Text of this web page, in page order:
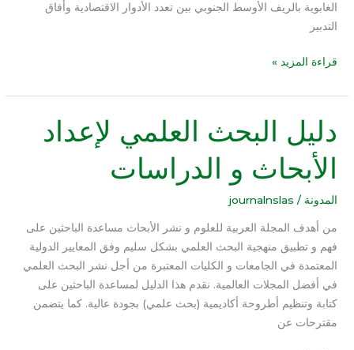
الغابوية بالريف الأوسط الجنوبي بين تعدد الأدوار الاقتصادية وأفاق
التدبير
قراءة المزيد »
دليل البحث العلمي لإعداد
الأبحاث و الدراسات
المدونة /
journalnslas
من أهدف المجلة العربية للعلوم و نشر الأبحاث مساعدة الباحثين على
فهم و تطبيق منهجية البحث العلمي بشكل سليم وفق المعايير الدولية
المعتمدة في الجامعات و الكليات المعتبرة من أجل نشر البحث العلمي
في أفضل المجلات العالمية. نقدم هذا الدليل لمساعدة الباحثين على
كتابة وتنظيم أطروحة أكاديمية (بحث علمي) بجودة عالية. كما يتضمن
مقترحات عن
دليل
البحث
العلمي
لإعداد
الأبحاث
الدراسات